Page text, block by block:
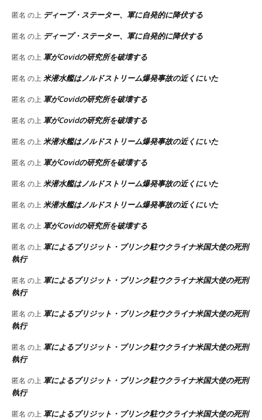
匿名 の上 ディープ・ステーター、軍に自発的に降伏する
匿名 の上 ディープ・ステーター、軍に自発的に降伏する
匿名 の上 軍がCovidの研究所を破壊する
匿名 の上 米潜水艦はノルドストリーム爆発事故の近くにいた
匿名 の上 軍がCovidの研究所を破壊する
匿名 の上 軍がCovidの研究所を破壊する
匿名 の上 米潜水艦はノルドストリーム爆発事故の近くにいた
匿名 の上 軍がCovidの研究所を破壊する
匿名 の上 米潜水艦はノルドストリーム爆発事故の近くにいた
匿名 の上 米潜水艦はノルドストリーム爆発事故の近くにいた
匿名 の上 軍がCovidの研究所を破壊する
匿名 の上 軍によるブリジット・ブリンク駐ウクライナ米国大使の死刑
執行
匿名 の上 軍によるブリジット・ブリンク駐ウクライナ米国大使の死刑
執行
匿名 の上 軍によるブリジット・ブリンク駐ウクライナ米国大使の死刑
執行
匿名 の上 軍によるブリジット・ブリンク駐ウクライナ米国大使の死刑
執行
匿名 の上 軍によるブリジット・ブリンク駐ウクライナ米国大使の死刑
執行
匿名 の上 軍によるブリジット・ブリンク駐ウクライナ米国大使の死刑